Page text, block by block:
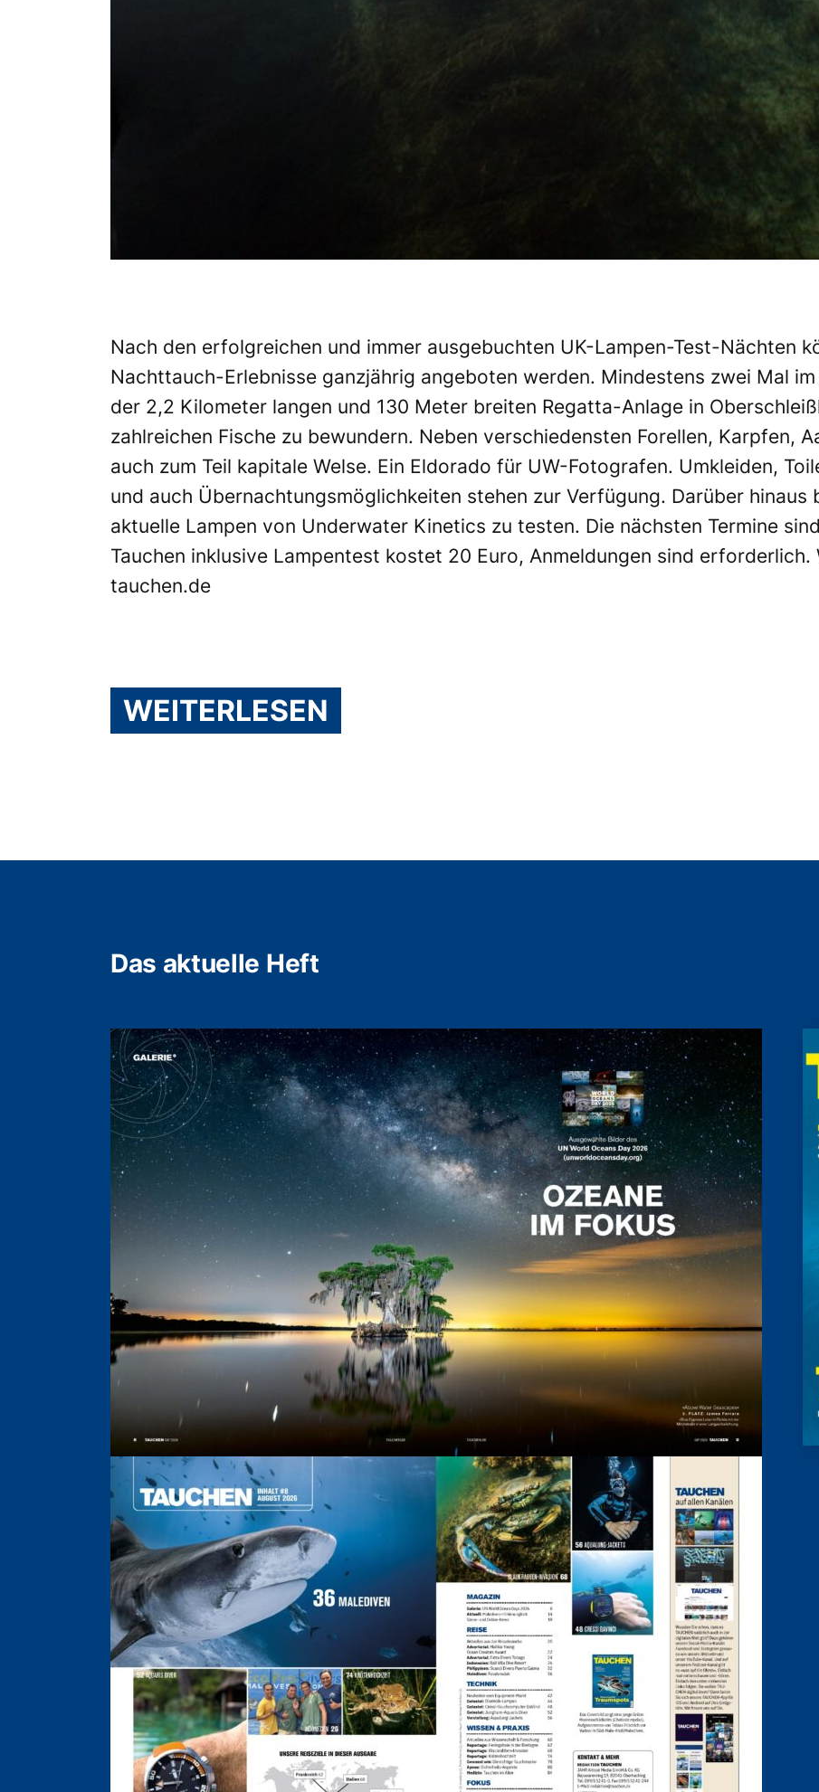
Nach den erfolgreichen und immer ausgebuchten UK-Lampen-Test-Nächten
Nachttauch-Erlebnisse ganzjährig angeboten werden. Mindestens zwei Mal
der 2,2 Kilometer langen und 130 Meter breiten Regatta-Anlage in
zahlreichen Fische zu bewundern. Neben verschiedensten Forellen, Karpfen,
auch zum Teil kapitale Welse. Ein Eldorado für UW-Fotografen. Umkleiden,
und auch Übernachtungsmöglichkeiten stehen zur Verfügung. Darüber
aktuelle Lampen von Underwater Kinetics zu testen. Die nächsten Termine
Tauchen inklusive Lampentest kostet 20 Euro, Anmeldungen sind erforderlich.
tauchen.de
WEITERLESEN
Das aktuelle Heft